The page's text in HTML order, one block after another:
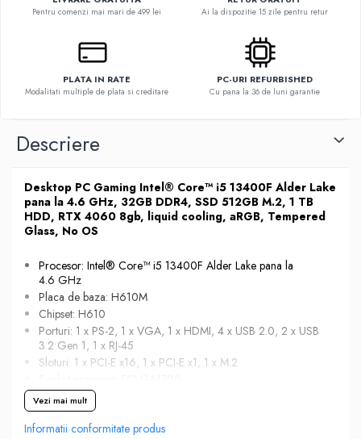
Pentru comenzi mai mari de 499 lei Ai la dispozitie 15 zile pentru retur
PLATA IN RATE
Modalitati multiple de plata si creditare
PC-URI REFURBISHED
Cu pana la 36 de luni garantie
Descriere
Desktop PC Gaming Intel® Core™ i5 13400F Alder Lake
pana la 4.6 GHz, 32GB DDR4, SSD 512GB M.2, 1 TB
HDD, RTX 4060 8gb, liquid cooling, aRGB, Tempered
Glass, No OS
Procesor: Intel® Core™ i5 13400F Alder Lake pana la
4.6 GHz
Placa de baza: H610M
Chipset: H610
Porturi: 1 x PS-2, 1 x VGA, 1 x HDMI, 4 x USB 2.0, 2 x USB
3.2 Gen 1, 1 x RJ-45
Sloturi: 1 x PCI-E x16, 1 x PCI-E x1, 1 x M.2
Capacitate memorie: 32 GB DDR4
Capacitate stocare: 512 GB SSD M.2 + 1 TB HDD
Placa video: RTX 4060, 8 GB, 128-bit, 1 x HDMI, 3 x
Vezi mai mult
Informatii conformitate produs